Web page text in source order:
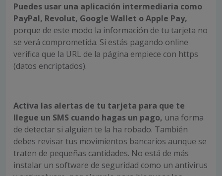
Puedes usar una aplicación intermediaria como
PayPal, Revolut, Google Wallet o Apple Pay,
porque de este modo la información de tu tarjeta no
se verá comprometida. Si estás pagando online
verifica que la URL de la página empiece con https
(datos encriptados).
Activa las alertas de tu tarjeta para que te
llegue un SMS cuando hagas un pago, una forma
de detectar si alguien te la ha robado. También
debes revisar tus movimientos bancarios aunque se
traten de pequeñas cantidades. No está de más
instalar un software de seguridad como un antivirus